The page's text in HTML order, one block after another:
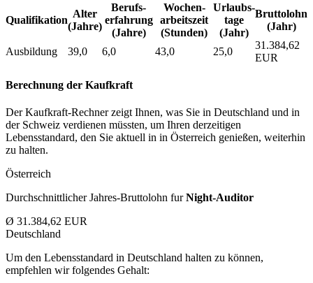
Qualifikation
Alter
(Jahre)
Berufs­
erfahrung
(Jahre)
Wochen­
arbeitszeit
(Stunden)
Urlaubs­
tage
(Jahr)
Bruttolohn
(Jahr)
Ausbildung 39,0 6,0 43,0 25,0
31.384,62
EUR
Berechnung der Kaufkraft
Der Kaufkraft-Rechner zeigt Ihnen, was Sie in Deutschland und in
der Schweiz verdienen müssten, um Ihren derzeitigen
Lebensstandard, den Sie aktuell in in Österreich genießen, weiterhin
zu halten.
Österreich
Durchschnittlicher Jahres-Bruttolohn furNight-Auditor
Ø 31.384,62 EUR
Deutschland
Um den Lebensstandard in Deutschland halten zu können,
empfehlen wir folgendes Gehalt: